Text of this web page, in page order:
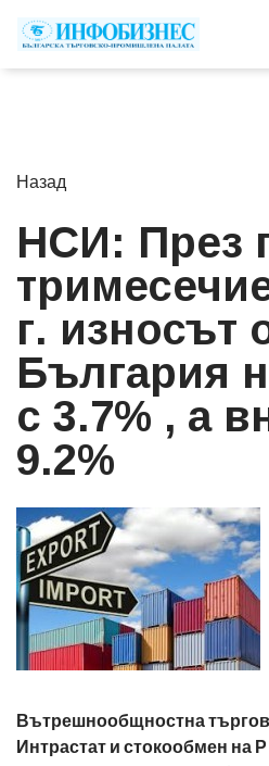
Назад
НСИ: През
г. износът
България
с 3.7% , а
9.2%
Вътрешнообщностна
Интрастат и стокообмен на